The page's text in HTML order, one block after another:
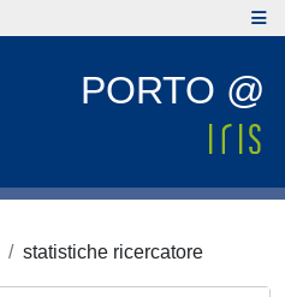
PORTO @
statistiche ricercatore